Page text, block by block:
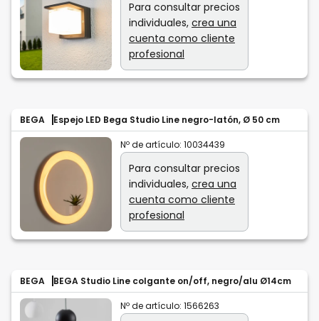
Para consultar precios
individuales, crea una
cuenta como cliente
profesional
BEGA Espejo LED Bega Studio Line negro-latón, Ø 50 cm
Nº de artículo: 10034439
Para consultar precios
individuales, crea una
cuenta como cliente
profesional
BEGA BEGA Studio Line colgante on/off, negro/alu Ø14cm
Nº de artículo: 1566263